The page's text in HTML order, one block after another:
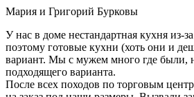
Мария и Григорий Бурковы
У нас в доме нестандартная кухня из-
поэтому готовые кухни (хоть они и
вариант. Мы с мужем много где были,
подходящего варианта.
После всех походов по торговым